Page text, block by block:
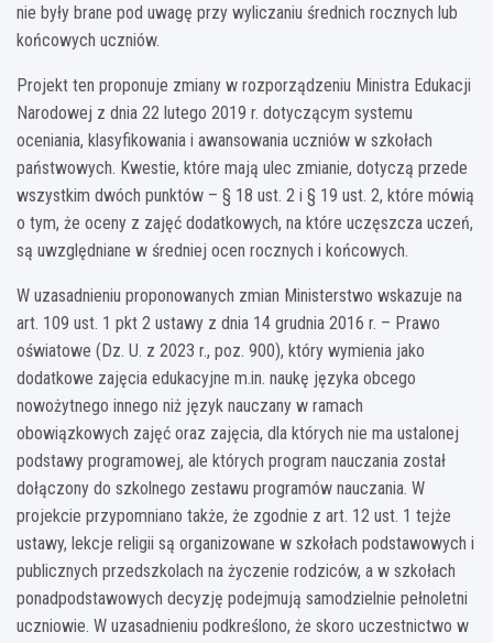
nie były brane pod uwagę przy wyliczaniu średnich rocznych lub
końcowych uczniów.
Projekt ten proponuje zmiany w rozporządzeniu Ministra Edukacji
Narodowej z dnia 22 lutego 2019 r. dotyczącym systemu
oceniania, klasyfikowania i awansowania uczniów w szkołach
państwowych. Kwestie, które mają ulec zmianie, dotyczą przede
wszystkim dwóch punktów – § 18 ust. 2 i § 19 ust. 2, które mówią
o tym, że oceny z zajęć dodatkowych, na które uczęszcza uczeń,
są uwzględniane w średniej ocen rocznych i końcowych.
W uzasadnieniu proponowanych zmian Ministerstwo wskazuje na
art. 109 ust. 1 pkt 2 ustawy z dnia 14 grudnia 2016 r. – Prawo
oświatowe (Dz. U. z 2023 r., poz. 900), który wymienia jako
dodatkowe zajęcia edukacyjne m.in. naukę języka obcego
nowożytnego innego niż język nauczany w ramach
obowiązkowych zajęć oraz zajęcia, dla których nie ma ustalonej
podstawy programowej, ale których program nauczania został
dołączony do szkolnego zestawu programów nauczania. W
projekcie przypomniano także, że zgodnie z art. 12 ust. 1 tejże
ustawy, lekcje religii są organizowane w szkołach podstawowych i
publicznych przedszkolach na życzenie rodziców, a w szkołach
ponadpodstawowych decyzję podejmują samodzielnie pełnoletni
uczniowie. W uzasadnieniu podkreślono, że skoro uczestnictwo w